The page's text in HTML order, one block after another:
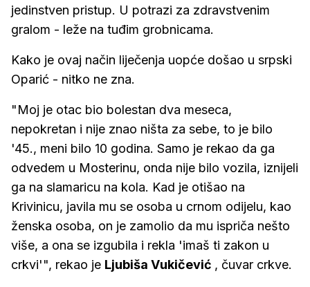
jedinstven pristup. U potrazi za zdravstvenim
gralom - leže na tuđim grobnicama.
Kako je ovaj način liječenja uopće došao u srpski
Oparić - nitko ne zna.
"Moj je otac bio bolestan dva meseca,
nepokretan i nije znao ništa za sebe, to je bilo
'45., meni bilo 10 godina. Samo je rekao da ga
odvedem u Mosterinu, onda nije bilo vozila, iznijeli
ga na slamaricu na kola. Kad je otišao na
Krivinicu, javila mu se osoba u crnom odijelu, kao
ženska osoba, on je zamolio da mu ispriča nešto
više, a ona se izgubila i rekla 'imaš ti zakon u
crkvi'", rekao je Ljubiša Vukičević , čuvar crkve.